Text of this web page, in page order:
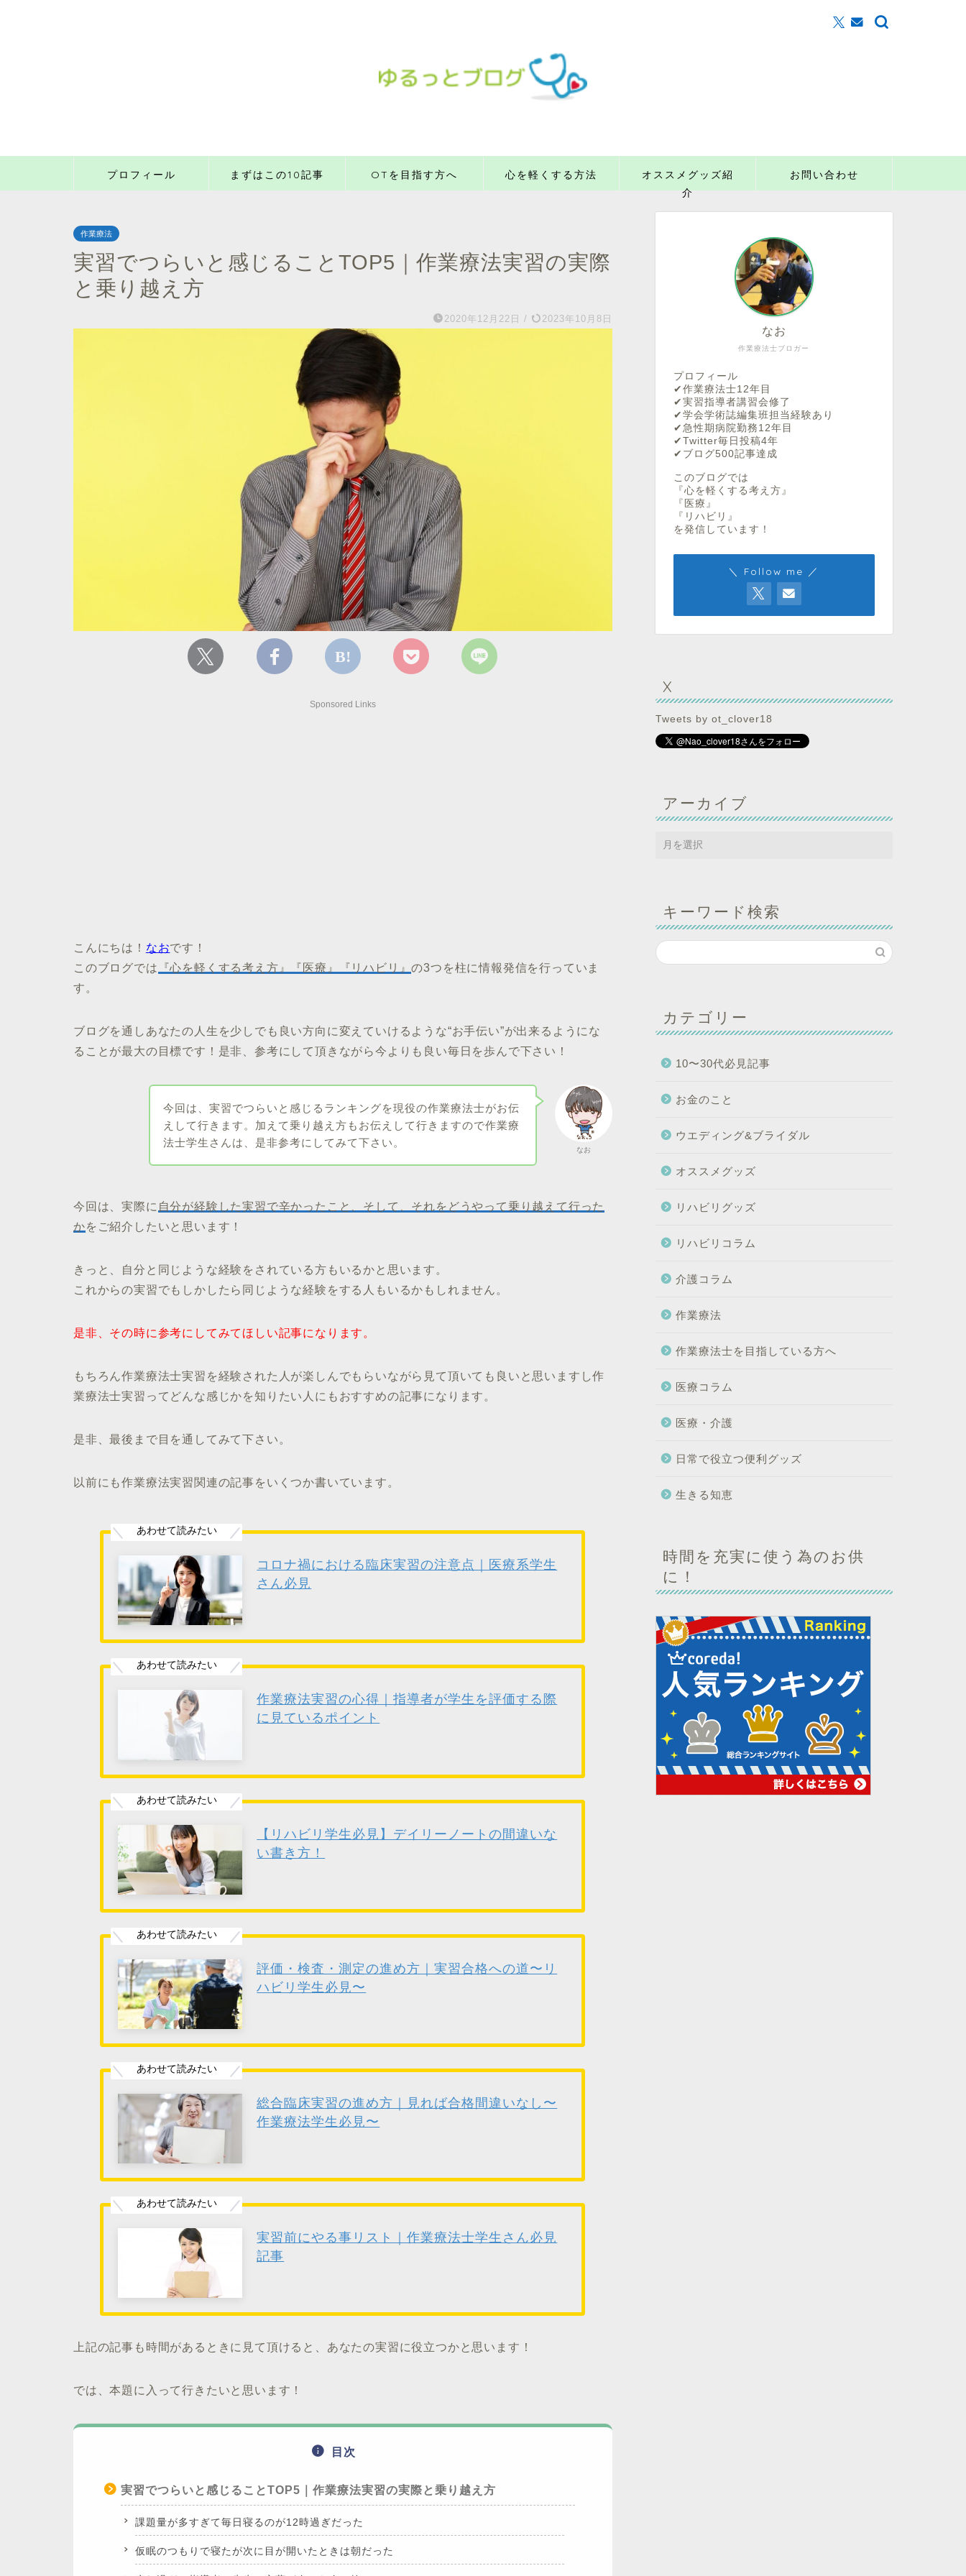
プロフィール まずはこの10記事 OTを目指す方へ 心を軽くする方法
オススメグッズ紹
介
お問い合わせ
作業療法
実習でつらいと感じることTOP5｜作業療法実習の実際
と乗り越え方
2020年12月22日 / 2023年10月8日
Sponsored Links
こんにちは！ なおです！
このブログでは 『心を軽くする考え方』『医療』『リハビリ』の3つを柱に情報発信を行っていま
す。
ブログを通しあなたの人生を少しでも良い方向に変えていけるような“お手伝い”が出来るようにな
ることが最大の目標です！是非、参考にして頂きながら今よりも良い毎日を歩んで下さい！
なお
今回は、実習でつらいと感じるランキングを現役の作業療法士がお伝
えして行きます。加えて乗り越え方もお伝えして行きますので作業療
法士学生さんは、是非参考にしてみて下さい。
今回は、実際に 自分が経験した実習で辛かったこと、そして、それをどうやって乗り越えて行った
かをご紹介したいと思います！
きっと、自分と同じような経験をされている方もいるかと思います。
これからの実習でもしかしたら同じような経験をする人もいるかもしれません。
是非、その時に参考にしてみてほしい記事になります。
もちろん作業療法士実習を経験された人が楽しんでもらいながら見て頂いても良いと思いますし作
業療法士実習ってどんな感じかを知りたい人にもおすすめの記事になります。
是非、最後まで目を通してみて下さい。
以前にも作業療法実習関連の記事をいくつか書いています。
コロナ禍における臨床実習の注意点｜医療系学生
さん必見
作業療法実習の心得｜指導者が学生を評価する際
に見ているポイント
【リハビリ学生必見】デイリーノートの間違いな
い書き方！
評価・検査・測定の進め方｜実習合格への道〜リ
ハビリ学生必見〜
総合臨床実習の進め方｜見れば合格間違いなし〜
作業療法学生必見〜
実習前にやる事リスト｜作業療法士学生さん必見
記事
上記の記事も時間があるときに見て頂けると、あなたの実習に役立つかと思います！
では、本題に入って行きたいと思います！
目次
実習でつらいと感じることTOP5｜作業療法実習の実際と乗り越え方
課題量が多すぎて毎日寝るのが12時過ぎだった
仮眠のつもりで寝たが次に目が開いたときは朝だった
作業療法士ブロガー
なお
プロフィール
✔︎作業療法士12年目
✔︎実習指導者講習会修了
✔︎学会学術誌編集班担当経験あり
✔︎急性期病院勤務12年目
✔︎Twitter毎日投稿4年
✔︎ブログ500記事達成
このブログでは
『心を軽くする考え方』
『医療』
『リハビリ』
を発信しています！
＼ Follow me ／
X
Tweets by ot_clover18
アーカイブ
キーワード検索
カテゴリー
10〜30代必見記事
お金のこと
ウエディング&ブライダル
オススメグッズ
リハビリグッズ
リハビリコラム
介護コラム
作業療法
作業療法士を目指している方へ
医療コラム
医療・介護
日常で役立つ便利グッズ
生きる知恵
時間を充実に使う為のお供
に！